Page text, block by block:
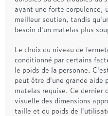
ayant une forte corpulence,
meilleur soutien, tandis
besoin d'un matelas plus
Le choix du niveau de
conditionné par certains
le poids de la personne.
peut être d'une grande aide
matelas requise. Ce dernier
visuelle des dimensions
taille et du poids de